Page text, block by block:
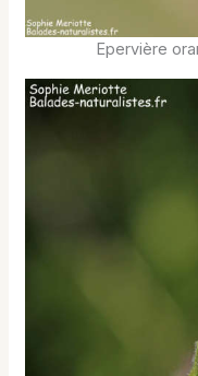
Epervière